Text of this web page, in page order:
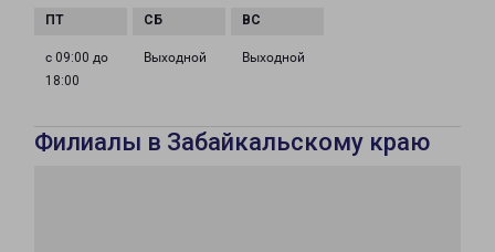
с 09:00 до
18:00
Выходной Выходной
Филиалы в Забайкальскому краю